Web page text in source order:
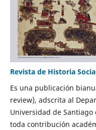
Revista de Historia
Es una publicación
review), adscrita al
Universidad de Santiago
toda contribución